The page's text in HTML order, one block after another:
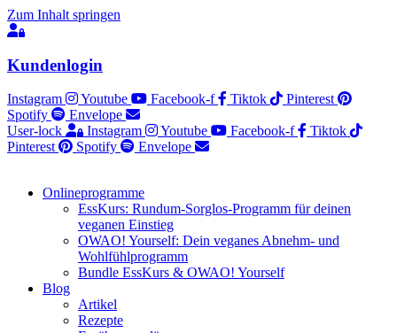
Zum Inhalt springen
Kundenlogin
Instagram Youtube Facebook-f Tiktok
Pinterest
Spotify
Envelope
User-lock
Instagram Youtube Facebook-f
Tiktok
Pinterest
Spotify Envelope
Onlineprogramme
EssKurs: Rundum-Sorglos-Programm für deinen
veganen Einstieg
OWAO! Yourself: Dein veganes Abnehm- und
Wohlfühlprogramm
Bundle EssKurs & OWAO! Yourself
Blog
Artikel
Rezepte